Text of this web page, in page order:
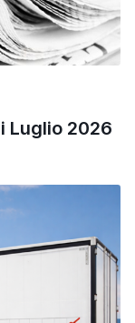
Luglio 2026